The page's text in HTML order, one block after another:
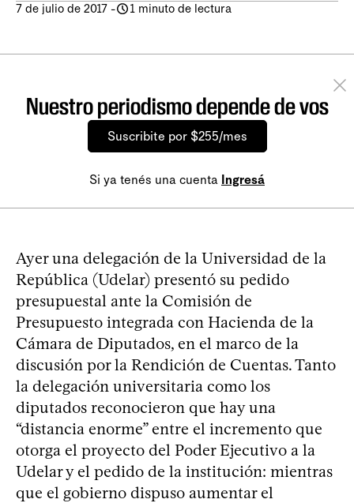
7 de julio de 2017 - 1 minuto de lectura
Nuestro periodismo depende de vos
Suscribite por $255/mes
Si ya tenés una cuenta Ingresá
Ayer una delegación de la Universidad de la
República (Udelar) presentó su pedido
presupuestal ante la Comisión de
Presupuesto integrada con Hacienda de la
Cámara de Diputados, en el marco de la
discusión por la Rendición de Cuentas. Tanto
la delegación universitaria como los
diputados reconocieron que hay una
“distancia enorme” entre el incremento que
otorga el proyecto del Poder Ejecutivo a la
Udelar y el pedido de la institución: mientras
que el gobierno dispuso aumentar el